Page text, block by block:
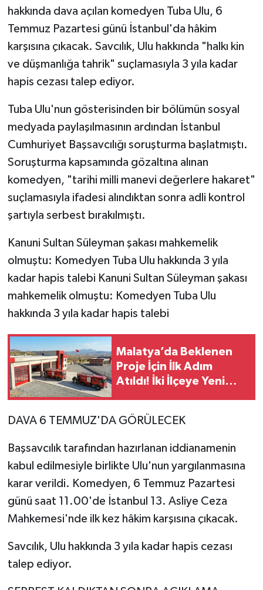
hakkında dava açılan komedyen Tuba Ulu, 6
Temmuz Pazartesi günü İstanbul'da hâkim
karşısına çıkacak. Savcılık, Ulu hakkında "halkı kin
ve düşmanlığa tahrik" suçlamasıyla 3 yıla kadar
hapis cezası talep ediyor.
Tuba Ulu'nun gösterisinden bir bölümün sosyal
medyada paylaşılmasının ardından İstanbul
Cumhuriyet Başsavcılığı soruşturma başlatmıştı.
Soruşturma kapsamında gözaltına alınan
komedyen, "tarihi milli manevi değerlere hakaret"
suçlamasıyla ifadesi alındıktan sonra adli kontrol
şartıyla serbest bırakılmıştı.
Kanuni Sultan Süleyman şakası mahkemelik
olmuştu: Komedyen Tuba Ulu hakkında 3 yıla
kadar hapis talebi Kanuni Sultan Süleyman şakası
mahkemelik olmuştu: Komedyen Tuba Ulu
hakkında 3 yıla kadar hapis talebi
Malatya’da Beklenen
Proje İçin İlk Adım
Atıldı! İki İlçeye Yeni
DAVA 6 TEMMUZ'DA GÖRÜLECEK
Başsavcılık tarafından hazırlanan iddianamenin
kabul edilmesiyle birlikte Ulu'nun yargılanmasına
karar verildi. Komedyen, 6 Temmuz Pazartesi
günü saat 11.00'de İstanbul 13. Asliye Ceza
Mahkemesi'nde ilk kez hâkim karşısına çıkacak.
Savcılık, Ulu hakkında 3 yıla kadar hapis cezası
talep ediyor.